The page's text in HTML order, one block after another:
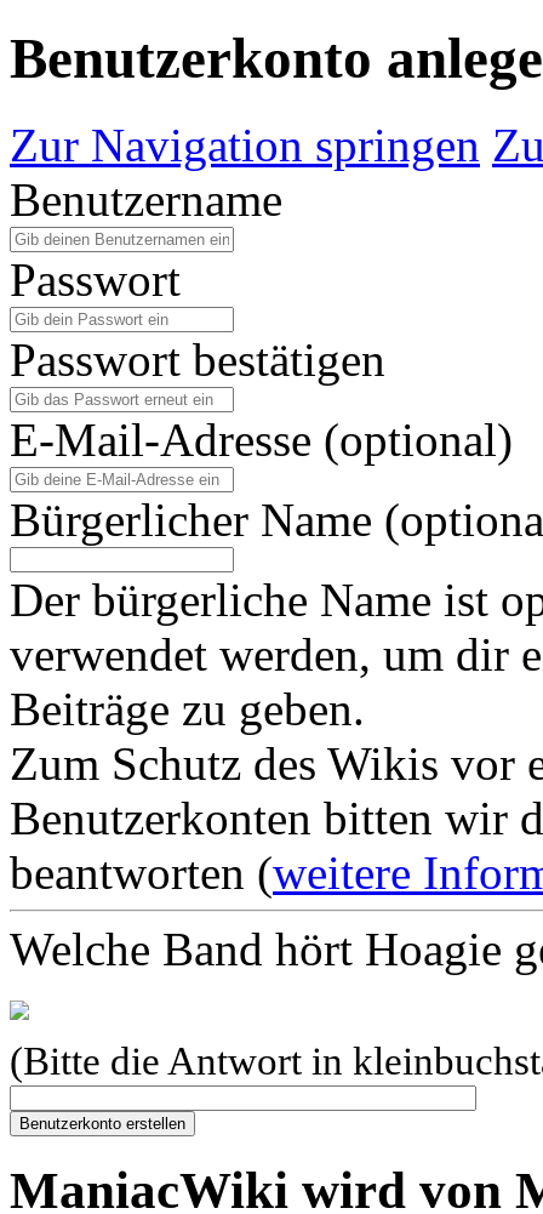
Benutzerkonto
Zur Navigation springen
Benutzername
Passwort
Passwort bestätigen
E-Mail-Adresse (optional)
Bürgerlicher Name
Der bürgerliche Name ist
verwendet werden, um dir
Beiträge zu geben.
Zum Schutz des Wikis vor
Benutzerkonten bitten wir
beantworten (weitere
Welche Band hört Hoagie
(Bitte die Antwort in
Benutzerkonto erstellen
ManiacWiki wird von